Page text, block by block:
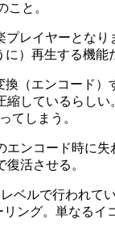
こと。
イヤーとなり
）再生する機能
（エンコード
しているら
てしまう。
ンコード時に
活させる。
ルで行われて
グ。単なるイ